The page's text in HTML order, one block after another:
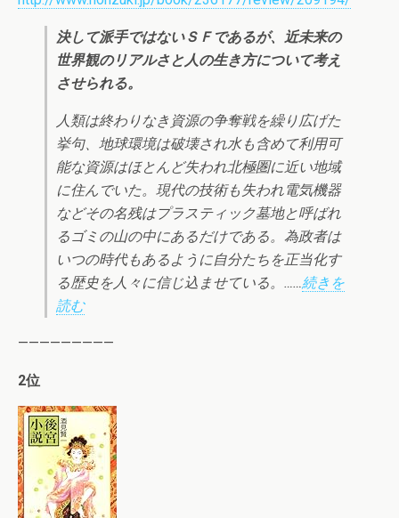
決して派手ではないＳＦであるが、近未来の
世界観のリアルさと人の生き方について考え
させられる。
人類は終わりなき資源の争奪戦を繰り広げた
挙句、地球環境は破壊され水も含めて利用可
能な資源はほとんど失われ北極圏に近い地域
に住んでいた。現代の技術も失われ電気機器
などその名残はプラスティック墓地と呼ばれ
るゴミの山の中にあるだけである。為政者は
いつの時代もあるように自分たちを正当化す
る歴史を人々に信じ込ませている。……続きを
読む
—————————
2位